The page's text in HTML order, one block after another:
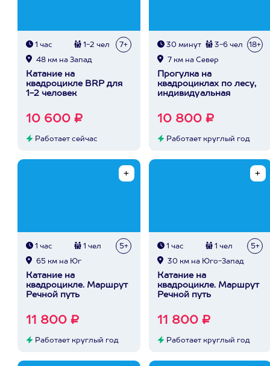
1 час 1-2 чел 7+
48 км на Запад
Катание на
квадроцикле BRP для
1-2 человек
10 600 ₽
Работает сейчас
30 минут 3-6 чел 18+
7 км на Север
Прогулка на
квадроциклах по лесу,
индивидуальная
10 800 ₽
Работает круглый год
1 час 1 чел 5+
65 км на Юг
Катание на
квадроцикле. Маршрут
Речной путь
11 800 ₽
Работает круглый год
1 час 1 чел 5+
30 км на Юго-Запад
Катание на
квадроцикле. Маршрут
Речной путь
11 800 ₽
Работает круглый год